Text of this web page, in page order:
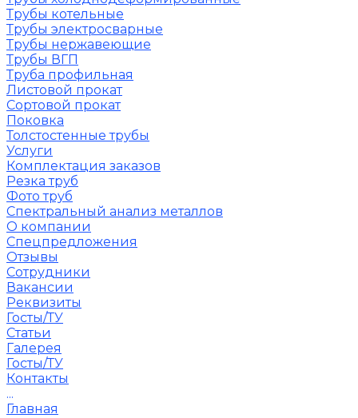
Трубы котельные
Трубы электросварные
Трубы нержавеющие
Трубы ВГП
Труба профильная
Листовой прокат
Сортовой прокат
Поковка
Толстостенные трубы
Услуги
Комплектация заказов
Резка труб
Фото труб
Спектральный анализ металлов
О компании
Спецпредложения
Отзывы
Сотрудники
Вакансии
Реквизиты
Госты/ТУ
Статьи
Галерея
Госты/ТУ
Контакты
...
Главная